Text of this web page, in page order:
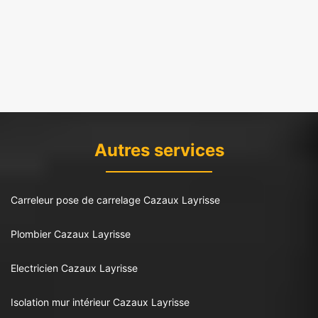
Autres services
Carreleur pose de carrelage Cazaux Layrisse
Plombier Cazaux Layrisse
Electricien Cazaux Layrisse
Isolation mur intérieur Cazaux Layrisse